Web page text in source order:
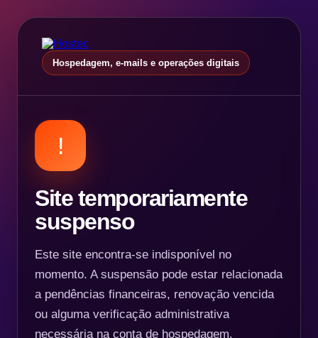
Hospedagem, e-mails e operações digitais
!
Site temporariamente
suspenso
Este site encontra-se indisponível no
momento. A suspensão pode estar relacionada
a pendências financeiras, renovação vencida
ou alguma verificação administrativa
necessária na conta de hospedagem.